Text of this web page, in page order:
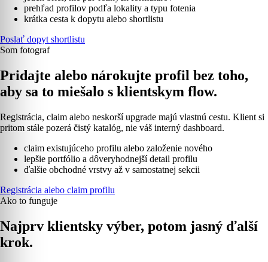
prehľad profilov podľa lokality a typu fotenia
krátka cesta k dopytu alebo shortlistu
Poslať dopyt shortlistu
Som fotograf
Pridajte alebo nárokujte profil bez toho,
aby sa to miešalo s klientskym flow.
Registrácia, claim alebo neskorší upgrade majú vlastnú cestu. Klient si
pritom stále pozerá čistý katalóg, nie váš interný dashboard.
claim existujúceho profilu alebo založenie nového
lepšie portfólio a dôveryhodnejší detail profilu
ďalšie obchodné vrstvy až v samostatnej sekcii
Registrácia alebo claim profilu
Ako to funguje
Najprv klientsky výber, potom jasný ďalší
krok.